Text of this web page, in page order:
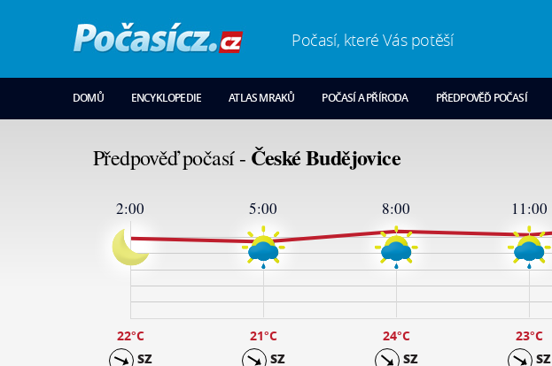
Počasí, které Vás potěší
DOMŮ ENCYKLOPEDIE ATLAS MRAKŮ POČASÍ A PŘÍRODA PŘEDPOVĚĎ POČASÍ
Předpověď počasí - České Budějovice
2:00
22°C
SZ
5:00
21°C
SZ
8:00
24°C
SZ
11:00
23°C
SZ
27
24
19